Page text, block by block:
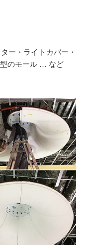
ー・ライトカバー・
のモール … など